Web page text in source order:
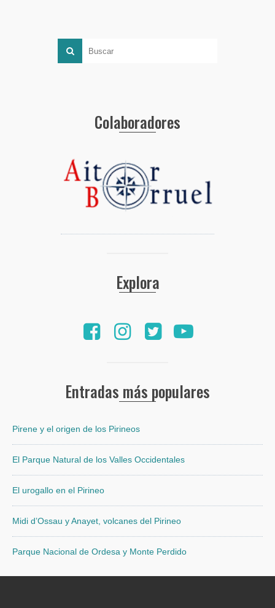
Colaboradores
Explora
Entradas más populares
Pirene y el origen de los Pirineos
El Parque Natural de los Valles Occidentales
El urogallo en el Pirineo
Midi d’Ossau y Anayet, volcanes del Pirineo
Parque Nacional de Ordesa y Monte Perdido